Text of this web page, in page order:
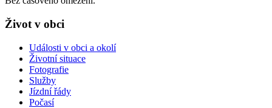
Život v obci
Události v obci a okolí
Životní situace
Fotografie
Služby
Jízdní řády
Počasí